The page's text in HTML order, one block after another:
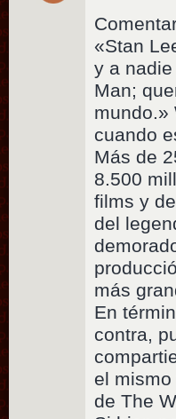
«Stan
y a
Man;
mundo.»
cuando
Más de
8.500
films y
del
más
En
contra,
el
de The